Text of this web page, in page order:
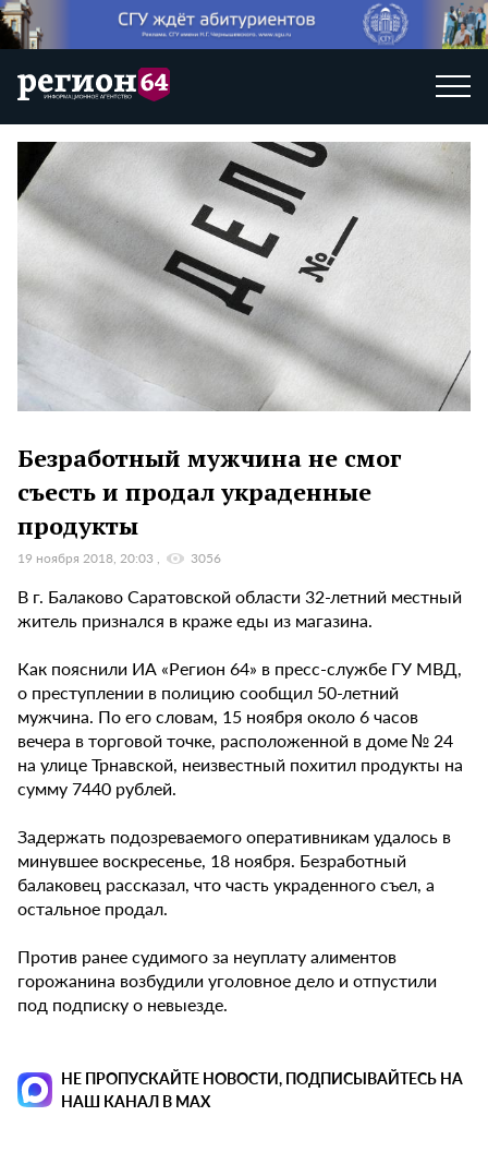
Безработный мужчина не смог
съесть и продал украденные
продукты
19 ноября 2018, 20:03 3056
В г. Балаково Саратовской области 32-летний местный
житель признался в краже еды из магазина.
Как пояснили ИА «Регион 64» в пресс-службе ГУ МВД,
о преступлении в полицию сообщил 50-летний
мужчина. По его словам, 15 ноября около 6 часов
вечера в торговой точке, расположенной в доме № 24
на улице Трнавской, неизвестный похитил продукты на
сумму 7440 рублей.
Задержать подозреваемого оперативникам удалось в
минувшее воскресенье, 18 ноября. Безработный
балаковец рассказал, что часть украденного съел, а
остальное продал.
Против ранее судимого за неуплату алиментов
горожанина возбудили уголовное дело и отпустили
под подписку о невыезде.
НЕ ПРОПУСКАЙТЕ НОВОСТИ, ПОДПИСЫВАЙТЕСЬ НА
НАШ КАНАЛ В MAX